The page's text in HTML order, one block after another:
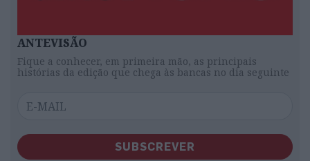
ANTEVISÃO
Fique a conhecer, em primeira mão, as principais
histórias da edição que chega às bancas no dia seguinte
SUBSCREVER